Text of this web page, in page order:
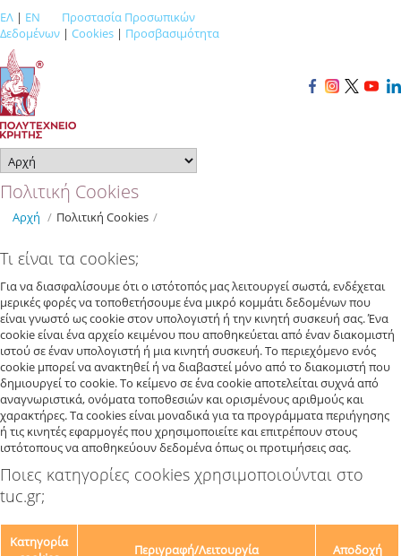
ΕΛ | EN
Προστασία Προσωπικών
Δεδομένων | Cookies | Προσβασιμότητα
Πολιτική Cookies
Αρχή / Πολιτική Cookies /
Τι είναι τα cookies;
Για να διασφαλίσουμε ότι ο ιστότοπός μας λειτουργεί σωστά, ενδέχεται
μερικές φορές να τοποθετήσουμε ένα μικρό κομμάτι δεδομένων που
είναι γνωστό ως cookie στον υπολογιστή ή την κινητή συσκευή σας. Ένα
cookie είναι ένα αρχείο κειμένου που αποθηκεύεται από έναν διακομιστή
ιστού σε έναν υπολογιστή ή μια κινητή συσκευή. Το περιεχόμενο ενός
cookie μπορεί να ανακτηθεί ή να διαβαστεί μόνο από το διακομιστή που
δημιουργεί το cookie. Το κείμενο σε ένα cookie αποτελείται συχνά από
αναγνωριστικά, ονόματα τοποθεσιών και ορισμένους αριθμούς και
χαρακτήρες. Τα cookies είναι μοναδικά για τα προγράμματα περιήγησης
ή τις κινητές εφαρμογές που χρησιμοποιείτε και επιτρέπουν στους
ιστότοπους να αποθηκεύουν δεδομένα όπως οι προτιμήσεις σας.
Ποιες κατηγορίες cookies χρησιμοποιούνται στο
tuc.gr;
Κατηγορία
Περιγραφή/Λειτουργία Αποδοχή